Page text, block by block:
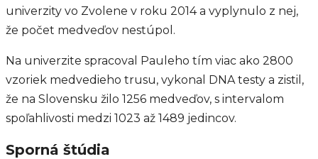
univerzity vo Zvolene v roku 2014 a vyplynulo z nej,
že počet medveďov nestúpol.
Na univerzite spracoval Pauleho tím viac ako 2800
vzoriek medvedieho trusu, vykonal DNA testy a zistil,
že na Slovensku žilo 1256 medveďov, s intervalom
spoľahlivosti medzi 1023 až 1489 jedincov.
Sporná štúdia